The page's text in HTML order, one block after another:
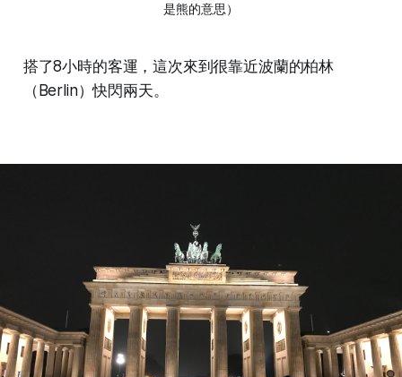
是熊的意思）
搭了8小時的客運，這次來到很靠近波蘭的柏林
（Berlin）快閃兩天。